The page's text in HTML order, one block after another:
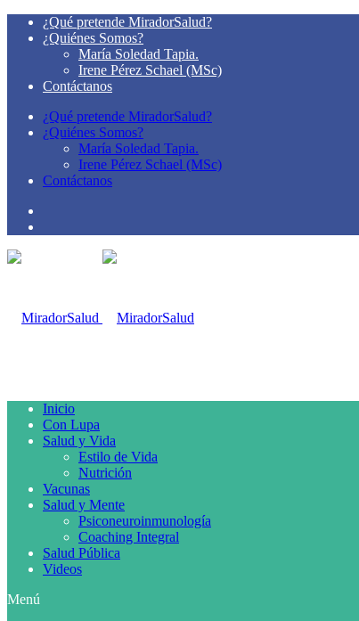
¿Qué pretende MiradorSalud?
¿Quiénes Somos?
María Soledad Tapia.
Irene Pérez Schael (MSc)
Contáctanos
¿Qué pretende MiradorSalud?
¿Quiénes Somos?
María Soledad Tapia.
Irene Pérez Schael (MSc)
Contáctanos
Inicio
Con Lupa
Salud y Vida
Estilo de Vida
Nutrición
Vacunas
Salud y Mente
Psiconeuroinmunología
Coaching Integral
Salud Pública
Videos
Menú